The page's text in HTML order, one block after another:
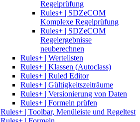
Regelprüfung
Rules+ | SDZeCOM
Komplexe Regelprüfung
Rules+ | SDZeCOM
Regelergebnisse
neuberechnen
Rules+ | Wertelisten
Rules+ | Klassen (Autoclass)
Rules+ | Ruled Editor
Rules+ | Gültigkeitszeiträume
Rules+ | Versionierung von Daten
Rules+ | Formeln prüfen
Rules+ | Toolbar, Menüleiste und Regeltest